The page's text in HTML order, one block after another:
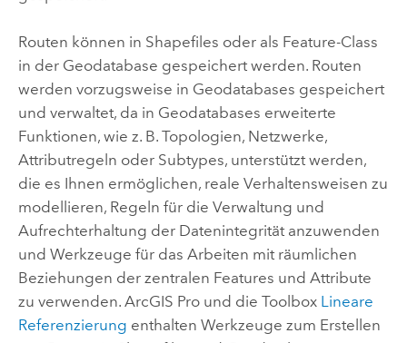
Routen können in Shapefiles oder als Feature-Class
in der Geodatabase gespeichert werden. Routen
werden vorzugsweise in Geodatabases gespeichert
und verwaltet, da in Geodatabases erweiterte
Funktionen, wie z. B. Topologien, Netzwerke,
Attributregeln oder Subtypes, unterstützt werden,
die es Ihnen ermöglichen, reale Verhaltensweisen zu
modellieren, Regeln für die Verwaltung und
Aufrechterhaltung der Datenintegrität anzuwenden
und Werkzeuge für das Arbeiten mit räumlichen
Beziehungen der zentralen Features und Attribute
zu verwenden. ArcGIS Pround die Toolbox Lineare
Referenzierung enthalten Werkzeuge zum Erstellen